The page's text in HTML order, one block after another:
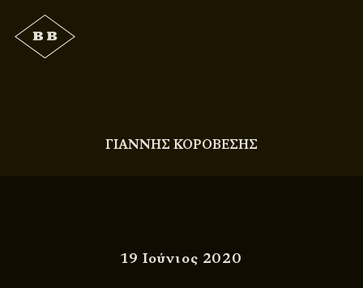
ΓΙΑΝΝΗΣ ΚΟΡΟΒΕΣΗΣ
19 Ιούνιος 2020